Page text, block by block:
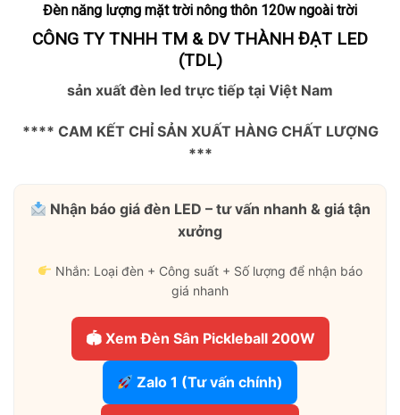
Đèn năng lượng mặt trời nông thôn 120w ngoài trời
CÔNG TY TNHH TM & DV THÀNH ĐẠT LED
(TDL)
sản xuất đèn led trực tiếp tại Việt Nam
**** CAM KẾT CHỈ SẢN XUẤT HÀNG CHẤT LƯỢNG
***
Nhận báo giá đèn LED – tư vấn nhanh & giá tận
xưởng
Nhắn: Loại đèn + Công suất + Số lượng để nhận báo
giá nhanh
🏟 Xem Đèn Sân Pickleball 200W
Zalo 1 (Tư vấn chính)